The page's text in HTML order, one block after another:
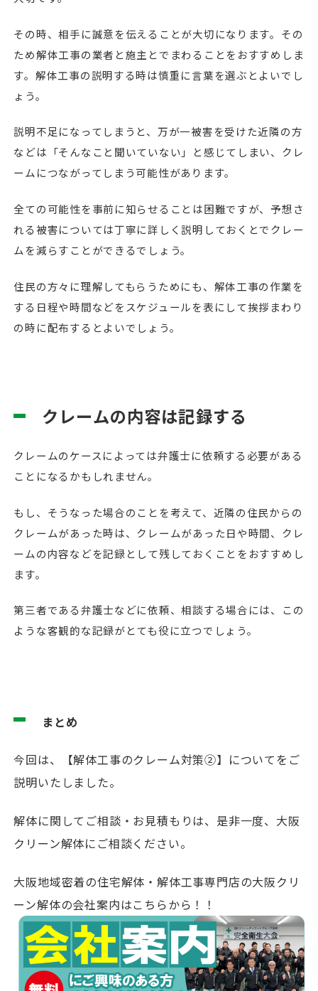
その時、相手に誠意を伝えることが大切になります。その
ため解体工事の業者と施主とでまわることをおすすめしま
す。解体工事の説明する時は慎重に言葉を選ぶとよいでし
ょう。
説明不足になってしまうと、万が一被害を受けた近隣の方
などは「そんなこと聞いていない」と感じてしまい、クレ
ームにつながってしまう可能性があります。
全ての可能性を事前に知らせることは困難ですが、予想さ
れる被害については丁寧に詳しく説明しておくとでクレー
ムを減らすことができるでしょう。
住民の方々に理解してもらうためにも、解体工事の作業を
する日程や時間などをスケジュールを表にして挨拶まわり
の時に配布するとよいでしょう。
クレームの内容は記録する
クレームのケースによっては弁護士に依頼する必要がある
ことになるかもしれません。
もし、そうなった場合のことを考えて、近隣の住民からの
クレームがあった時は、クレームがあった日や時間、クレ
ームの内容などを記録として残しておくことをおすすめし
ます。
第三者である弁護士などに依頼、相談する場合には、この
ような客観的な記録がとても役に立つでしょう。
まとめ
今回は、【解体工事のクレーム対策②】についてをご
説明いたしました。
解体に関してご相談・お見積もりは、是非一度、大阪
クリーン解体にご相談ください。
大阪地域密着の住宅解体・解体工事専門店の大阪クリ
ーン解体の会社案内はこちらから！！